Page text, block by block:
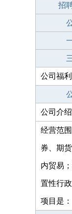
招
公司福
公司介绍
经营范
券、期
内贸易
置性行
项目是：